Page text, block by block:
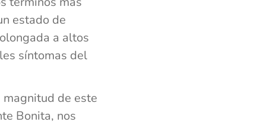
estado de
a altos
síntomas del
de este
Bonita, nos